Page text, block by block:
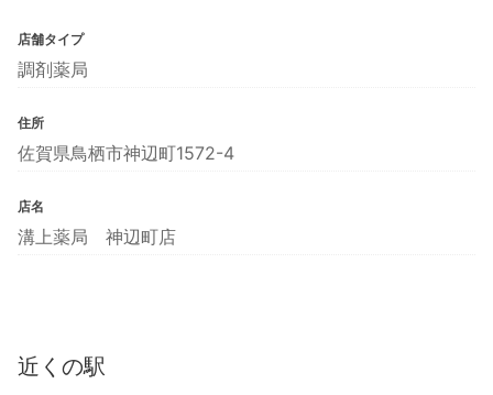
店舗タイプ
調剤薬局
住所
佐賀県鳥栖市神辺町1572-4
店名
溝上薬局 神辺町店
近くの駅